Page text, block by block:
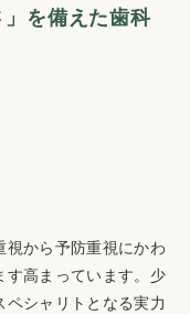
を備えた歯科
から予防重視にかわ
す高まっています。少
シャリトとなる実力